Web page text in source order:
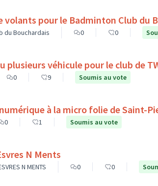
volants pour le Badminton Club du
du Bouchardais 0 0
plusieurs véhicule pour le club de
0 9 Soumis au vote
à la micro folie de Saint-
0 1 Soumis au vote
N Ments
N MENTS 0 0